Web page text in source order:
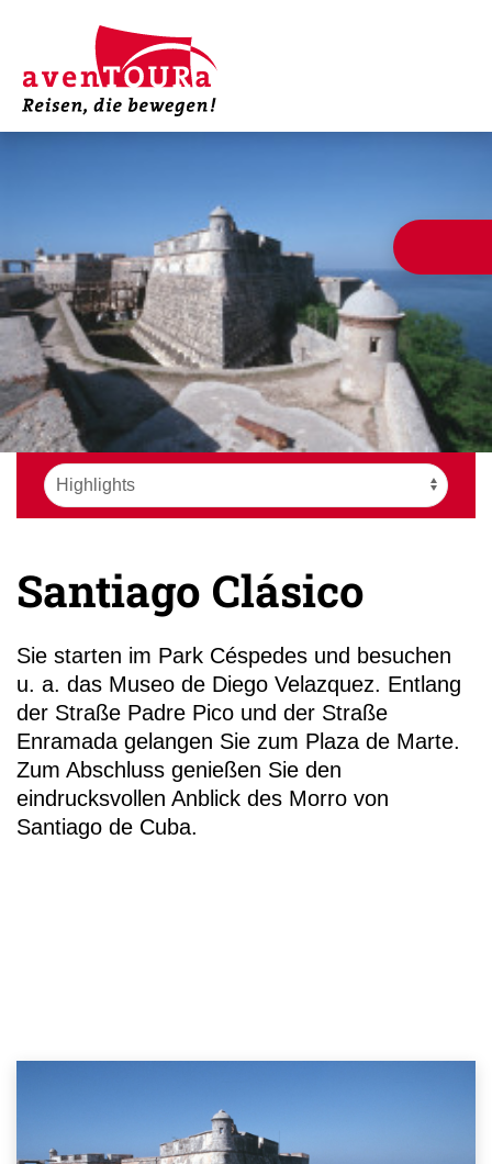
Santiago Clásico
Sie starten im Park Céspedes und besuchen
u. a. das Museo de Diego Velazquez. Entlang
der Straße Padre Pico und der Straße
Enramada gelangen Sie zum Plaza de Marte.
Zum Abschluss genießen Sie den
eindrucksvollen Anblick des Morro von
Santiago de Cuba.
+49
13